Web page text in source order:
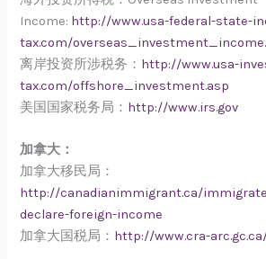
Income: http://www.usa-federal-state-
tax.com/
离岸投资所涉税务： http://www.usa-
tax.com/offshore_investment.asp
美国国家税务局： http://www.irs.gov
加拿大：
加拿大移民局：
http://canadianimmigrant.ca/
declare-foreign-income
加拿大国税局： http://www.cra-